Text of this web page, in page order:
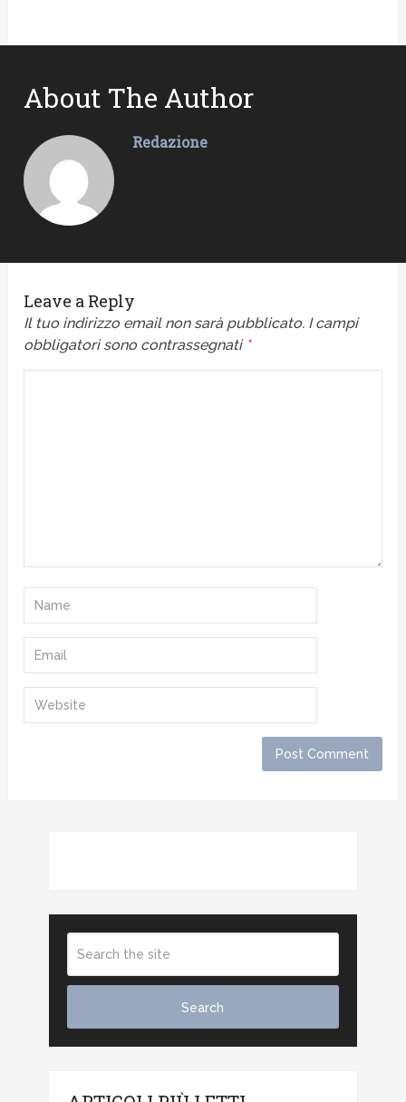
About The Author
Redazione
Leave a Reply
Il tuo indirizzo email non sarà pubblicato. I campi
obbligatori sono contrassegnati *